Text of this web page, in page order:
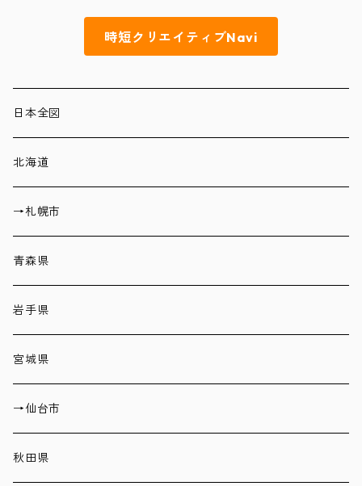
時短クリエイティブNavi
日本全図
北海道
→札幌市
青森県
岩手県
宮城県
→仙台市
秋田県